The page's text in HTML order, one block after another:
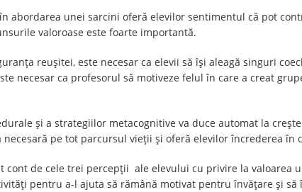
abordarea unei sarcini oferă elevilor sentimentul că pot
valoroase este foarte importantă.
reușitei, este necesar ca elevii să își aleagă singuri
necesar ca profesorul să motiveze felul în care a creat
și a strategiilor metacognitive va duce automat la
pe tot parcursul vieții și oferă elevilor încrederea în
cont de cele trei percepții ale elevului cu privire la valoarea
pentru a-l ajuta să rămână motivat pentru învățare și să